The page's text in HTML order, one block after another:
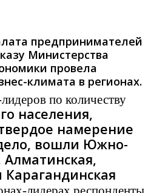
предпринимателей
Министерства
провела
климата в регионах.
по количеству
населения,
намерение
вошли Южно-
Алматинская,